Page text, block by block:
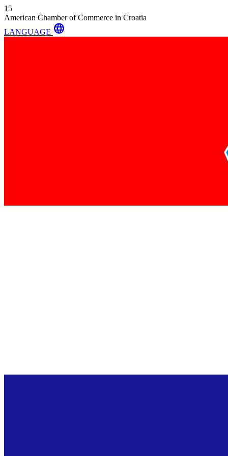
15
American Chamber of Commerce in Croatia
LANGUAGE language